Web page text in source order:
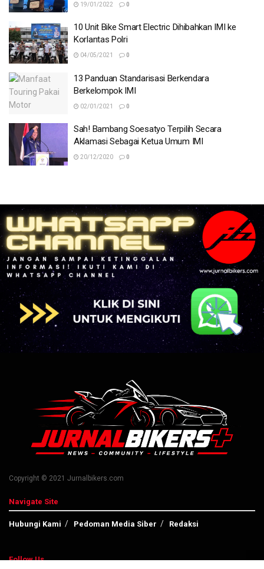
19/01/2022 0
10 Unit Bike Smart Electric Dihibahkan IMI ke
Korlantas Polri
04/05/2021 0
13 Panduan Standarisasi Berkendara
Berkelompok IMI
02/01/2021 0
Sah! Bambang Soesatyo Terpilih Secara
Aklamasi Sebagai Ketua Umum IMI
20/12/2020 0
Copyright © 2021 Jurnalbikers.com
Navigate Site
Hubungi Kami Pedoman Media Siber Redaksi
Follow Us